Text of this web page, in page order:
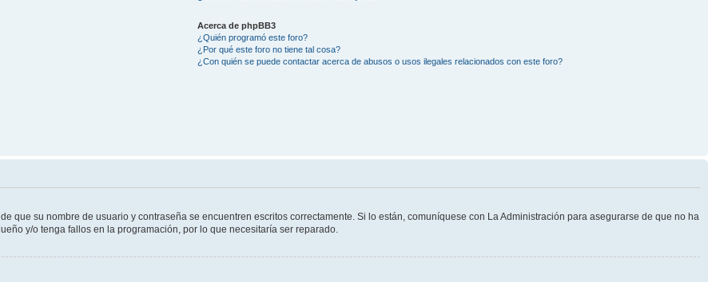
Acerca de phpBB3
¿Quién programó este foro?
¿Por qué este foro no tiene tal cosa?
¿Con quién se puede contactar acerca de abusos o usos ilegales relacionados con este foro?
que su nombre de usuario y contraseña se encuentren escritos correctamente. Si lo están, comuníquese con La Administración para asegurarse de que no ha
y/o tenga fallos en la programación, por lo que necesitaría ser reparado.